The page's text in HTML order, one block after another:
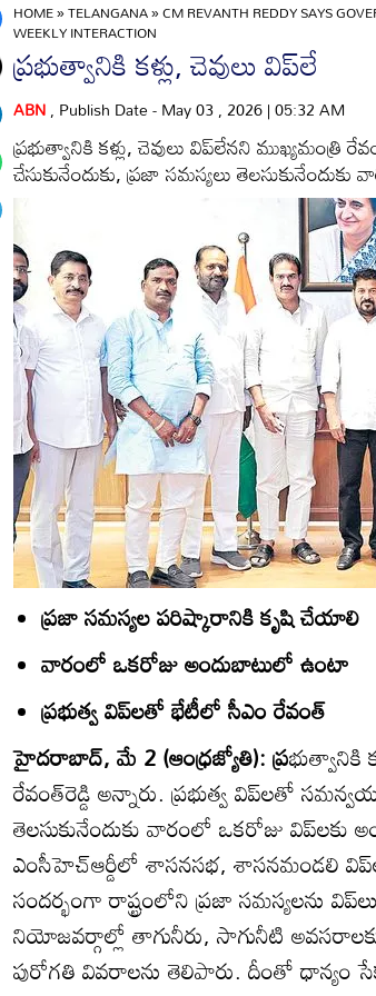
HOME»TELANGANA»CM REVANTH REDDY SAYS
WEEKLY INTERACTION
ప్రభుత్వానికి కళ్లు, చెవులు విప్‌లే
ABN, Publish Date - May 03 , 2026 | 05:32 AM
ప్రభుత్వానికి కళ్లు, చెవులు విప్‌లేనని ముఖ్యమంత్రి
చేసుకునేందుకు, ప్రజా సమస్యలు
ప్రజా సమస్యల పరిష్కారానికి కృషి చేయాలి
వారంలో ఒకరోజు అందుబాటులో ఉంటా
ప్రభుత్వ విప్‌లతో భేటీలో సీఎం రేవంత్‌
హైదరాబాద్‌, మే 2 (ఆంధ్రజ్యోతి): ప్రభుత్వానికి
రేవంత్‌రెడ్డి అన్నారు. ప్రభుత్వ విప్‌లతో
తెలసుకునేందుకు వారంలో ఒకరోజు
ఎంసీహెచ్‌ఆర్డీలో శాసనసభ, శాసనమండలి
సందర్భంగా రాష్ట్రంలోని ప్రజా సమస్యలను
నియోజవర్గాల్లో తాగునీరు, సాగునీటి
పురోగతి వివరాలను తెలిపారు. దీంతో ధాన్యం